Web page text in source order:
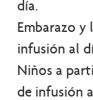
día.
Embarazo y
infusión al
Niños a
de infusión